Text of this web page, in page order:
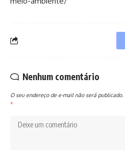
Nenhum comentário
O seu endereço de e-mail não será publicado.
*